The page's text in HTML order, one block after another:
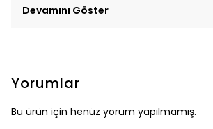
Devamını Göster
Yorumlar
Bu ürün için henüz yorum yapılmamış.